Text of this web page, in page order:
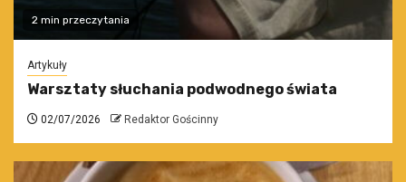
2 min przeczytania
Artykuły
Warsztaty słuchania podwodnego świata
02/07/2026 Redaktor Gościnny